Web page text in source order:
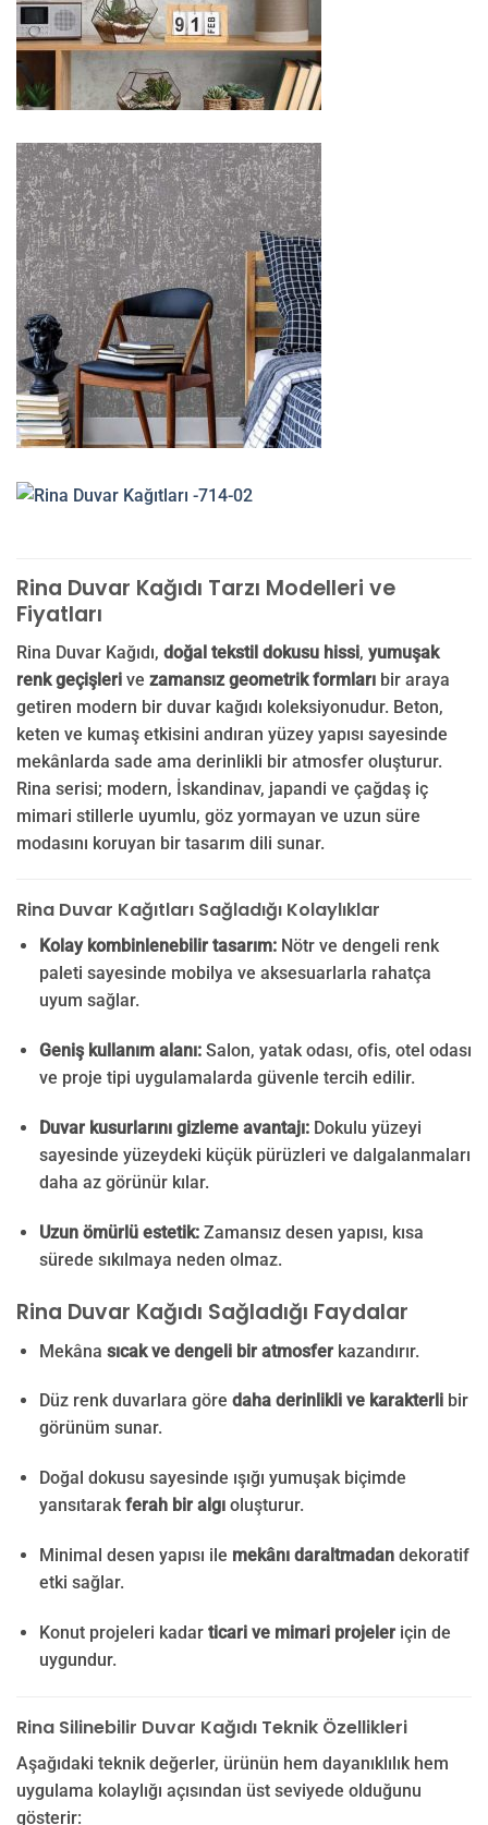
Rina Duvar Kağıdı Tarzı Modelleri ve
Fiyatları
Rina Duvar Kağıdı, doğal tekstil dokusu hissi, yumuşak
renk geçişleri ve zamansız geometrik formları bir araya
getiren modern bir duvar kağıdı koleksiyonudur. Beton,
keten ve kumaş etkisini andıran yüzey yapısı sayesinde
mekânlarda sade ama derinlikli bir atmosfer oluşturur.
Rina serisi; modern, İskandinav, japandi ve çağdaş iç
mimari stillerle uyumlu, göz yormayan ve uzun süre
modasını koruyan bir tasarım dili sunar.
Rina Duvar Kağıtları Sağladığı Kolaylıklar
Kolay kombinlenebilir tasarım:Nötr ve dengeli renk
paleti sayesinde mobilya ve aksesuarlarla rahatça
uyum sağlar.
Geniş kullanım alanı:Salon, yatak odası, ofis, otel odası
ve proje tipi uygulamalarda güvenle tercih edilir.
Duvar kusurlarını gizleme avantajı:Dokulu yüzeyi
sayesinde yüzeydeki küçük pürüzleri ve dalgalanmaları
daha az görünür kılar.
Uzun ömürlü estetik:Zamansız desen yapısı, kısa
sürede sıkılmaya neden olmaz.
Rina Duvar Kağıdı Sağladığı Faydalar
Mekâna sıcak ve dengeli bir atmosferkazandırır.
Düz renk duvarlara göre daha derinlikli ve karakterlibir
görünüm sunar.
Doğal dokusu sayesinde ışığı yumuşak biçimde
yansıtarakferah bir algıoluşturur.
Minimal desen yapısı ile mekânı daraltmadandekoratif
etki sağlar.
Konut projeleri kadar ticari ve mimari projeleriçin de
uygundur.
Rina Silinebilir Duvar Kağıdı Teknik Özellikleri
Aşağıdaki teknik değerler, ürünün hem dayanıklılık hem
uygulama kolaylığı açısından üst seviyede olduğunu
gösterir: